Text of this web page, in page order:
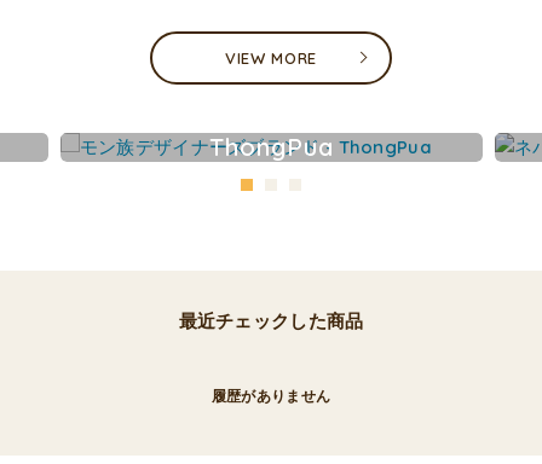
VIEW MORE
ThongPua
最近チェックした商品
履歴がありません